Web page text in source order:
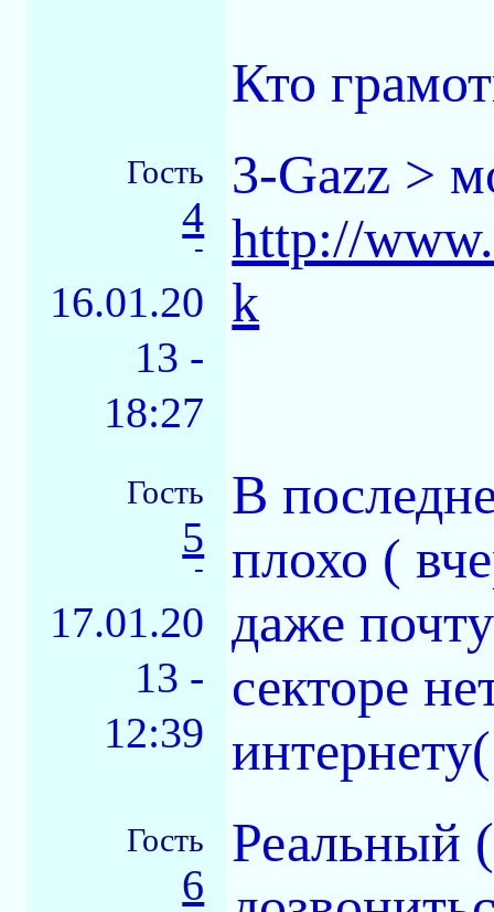
Кто
Гость
4
-
16.01.20
13 -
18:27
3-Gazz >
http://
k
Гость
5
-
17.01.20
13 -
12:39
В
плохо (
даже
секторе
интернету(
Гость
6
Реальный